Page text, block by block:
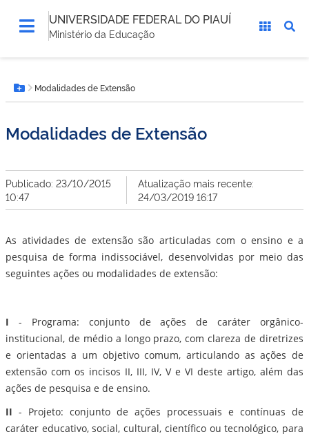
UNIVERSIDADE FEDERAL DO PIAUÍ
Ministério da Educação
está
aqui:Botão Menu
Modalidades de Extensão
Modalidades de Extensão
Publicado: 23/10/2015
10:47
Atualização mais recente:
24/03/2019 16:17
As atividades de extensão são articuladas com o ensino e a
pesquisa de forma indissociável, desenvolvidas por meio das
seguintes ações ou modalidades de extensão:
I - Programa: conjunto de ações de caráter orgânico-
institucional, de médio a longo prazo, com clareza de diretrizes
e orientadas a um objetivo comum, articulando as ações de
extensão com os incisos II, III, IV, V e VI deste artigo, além das
ações de pesquisa e de ensino.
II - Projeto: conjunto de ações processuais e contínuas de
caráter educativo, social, cultural, científico ou tecnológico, para